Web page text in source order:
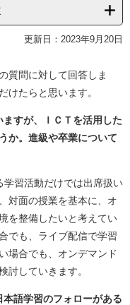
更新日：2023年9月20日
質問に対して回答しま
けたらと思います。
すが、ＩＣＴを活用した
か。進級や卒業について
学習活動だけでは出席扱い
対面の授業を基本に、オ
を整備したいと考えてい
でも、ライブ配信で学習
場合でも、オンデマンド
討していきます。
語学習のフォローがある